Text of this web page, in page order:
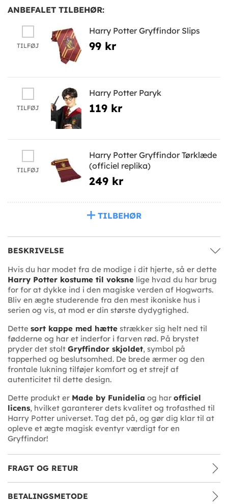
ANBEFALET TILBEHØR:
TILFØJ
Harry Potter Gryffindor Slips
99 kr
TILFØJ
Harry Potter Paryk
119 kr
TILFØJ
Harry Potter Gryffindor Tørklæde
(officiel replika)
249 kr
TILBEHØR
BESKRIVELSE
Hvis du har modet fra de modige i dit hjerte, så er dette
Harry Potter kostume til voksne lige hvad du har brug
for for at dykke ind i den magiske verden af Hogwarts.
Bliv en ægte studerende fra den mest ikoniske hus i
serien og vis, at mod er din største dydygtighed.
Dette sort kappe med hætte strækker sig helt ned til
fødderne og har et inderfor i farven rød. På brystet
pryder det stolt Gryffindor skjoldet, symbol på
tapperhed og beslutsomhed. De brede ærmer og den
frontale lukning tilføjer komfort og et strejf af
autenticitet til dette design.
Dette produkt er Made by Funidelia og har officiel
licens, hvilket garanterer dets kvalitet og trofasthed til
Harry Potter universet. Tag det på, og gør dig klar til at
opleve et ægte magisk eventyr værdigt for en
Gryffindor!
FRAGT OG RETUR
BETALINGSMETODE